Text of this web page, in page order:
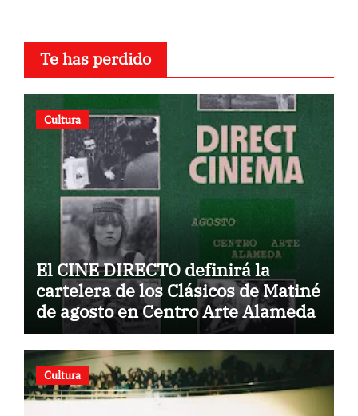
Te has perdido
Cultura
El CINE DIRECTO definirá la
cartelera de los Clásicos de Matiné
de agosto en Centro Arte Alameda
Cultura